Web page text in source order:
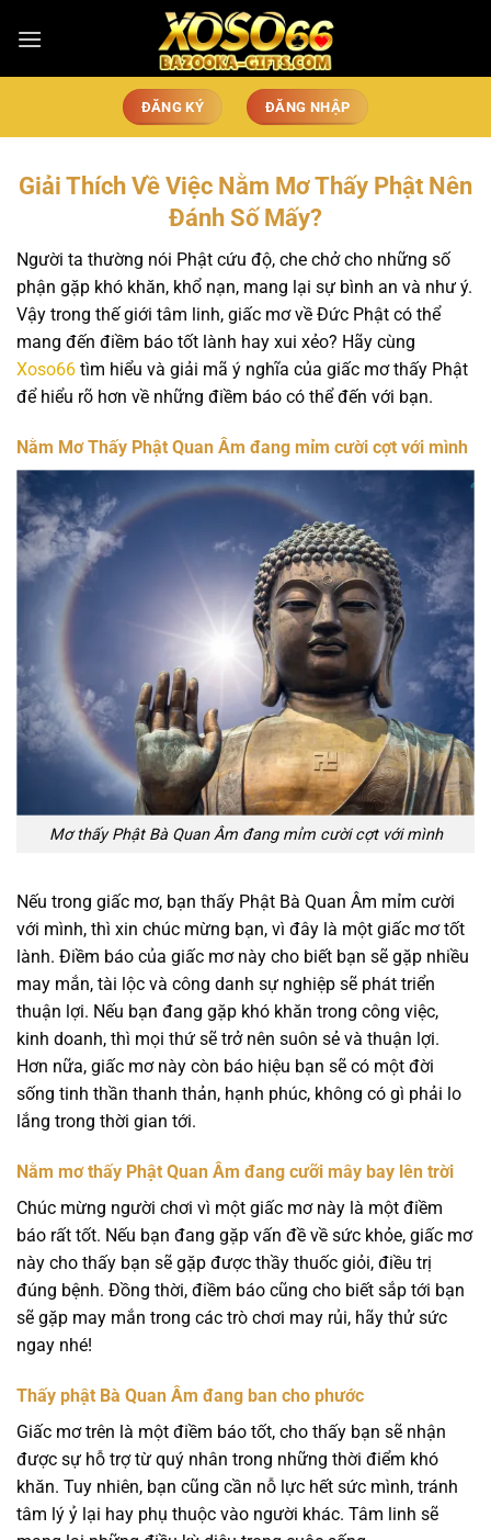
đến
ĐĂNG KÝ ĐĂNG NHẬP
Giải Thích Về Việc Nằm Mơ Thấy Phật Nên
Đánh Số Mấy?
Người ta thường nói Phật cứu độ, che chở cho những số
phận gặp khó khăn, khổ nạn, mang lại sự bình an và như ý.
Vậy trong thế giới tâm linh, giấc mơ về Đức Phật có thể
mang đến điềm báo tốt lành hay xui xẻo? Hãy cùng
Xoso66 tìm hiểu và giải mã ý nghĩa của giấc mơ thấy Phật
để hiểu rõ hơn về những điềm báo có thể đến với bạn.
Nằm Mơ Thấy Phật Quan Âm đang mỉm cười cợt với mình
Mơ thấy Phật Bà Quan Âm đang mỉm cười cợt với mình
Nếu trong giấc mơ, bạn thấy Phật Bà Quan Âm mỉm cười
với mình, thì xin chúc mừng bạn, vì đây là một giấc mơ tốt
lành. Điềm báo của giấc mơ này cho biết bạn sẽ gặp nhiều
may mắn, tài lộc và công danh sự nghiệp sẽ phát triển
thuận lợi. Nếu bạn đang gặp khó khăn trong công việc,
kinh doanh, thì mọi thứ sẽ trở nên suôn sẻ và thuận lợi.
Hơn nữa, giấc mơ này còn báo hiệu bạn sẽ có một đời
sống tinh thần thanh thản, hạnh phúc, không có gì phải lo
lắng trong thời gian tới.
Nằm mơ thấy Phật Quan Âm đang cưỡi mây bay lên trời
Chúc mừng người chơi vì một giấc mơ này là một điềm
báo rất tốt. Nếu bạn đang gặp vấn đề về sức khỏe, giấc mơ
này cho thấy bạn sẽ gặp được thầy thuốc giỏi, điều trị
đúng bệnh. Đồng thời, điềm báo cũng cho biết sắp tới bạn
sẽ gặp may mắn trong các trò chơi may rủi, hãy thử sức
ngay nhé!
Thấy phật Bà Quan Âm đang ban cho phước
Giấc mơ trên là một điềm báo tốt, cho thấy bạn sẽ nhận
được sự hỗ trợ từ quý nhân trong những thời điểm khó
khăn. Tuy nhiên, bạn cũng cần nỗ lực hết sức mình, tránh
tâm lý ỷ lại hay phụ thuộc vào người khác. Tâm linh sẽ